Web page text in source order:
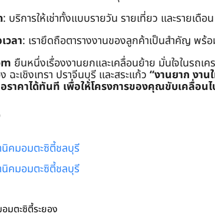
: บริการให้เช่าทั้งแบบรายวัน รายเที่ยว และรายเดือ
วลา: เรายึดถือตารางงานของลูกค้าเป็นสำคัญ พร้
ยืนหนึ่งเรื่องงานยกและเคลื่อนย้าย มั่นใจในร
ะเชิงเทรา ปราจีนบุรี และสระแก้ว “งานยาก งาน
ราคาได้ทันที เพื่อให้โครงการของคุณขับเคลื่อน
นิคมอมตะซิตี้ชลบุรี
นิคมอมตะซิตี้ชลบุรี
มตะซิตี้ระยอง